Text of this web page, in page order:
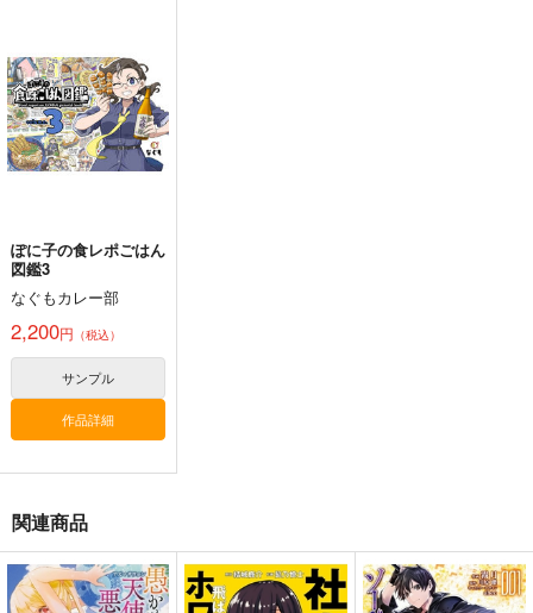
KADOKAWA
924円（税込）
サンプル
桃の花が散る殺に 1
924円（税込）
KADOKAWA
924円（税込）
KADOKAWA
924円（税込）
ぽに子の食レポごはん
図鑑3
なぐもカレー部
2,200円 （税込）
サンプル
作品詳細
関連商品